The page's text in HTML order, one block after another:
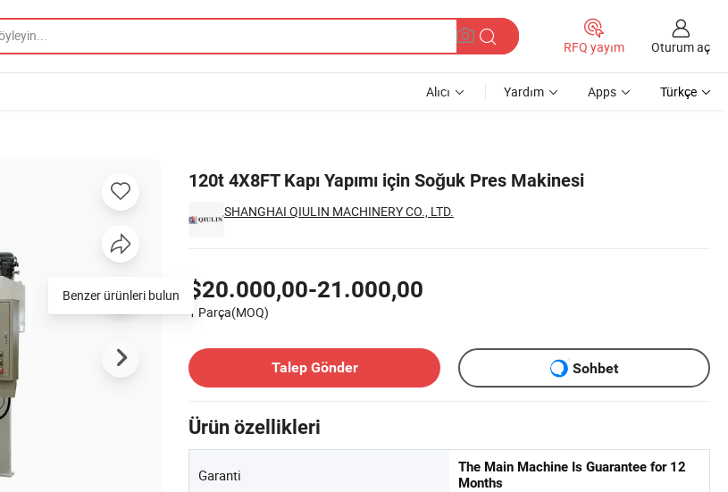
RFQ yayım Oturum aç
Alıcı Yardım Apps Türkçe
120t 4X8FT Kapı Yapımı için Soğuk Pres Makinesi
SHANGHAI QIULIN MACHINERY CO., LTD.
$20.000,00-21.000,00
1 Parça(MOQ)
Talep Gönder
Sohbet
Ürün özellikleri
Garanti
The Main Machine Is Guarantee for 12
Months
Benzer ürünleri bulun